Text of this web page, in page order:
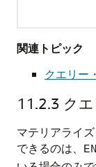
関連トピック
クエリー
11.2.3 ク
マテリアライ
できるのは、